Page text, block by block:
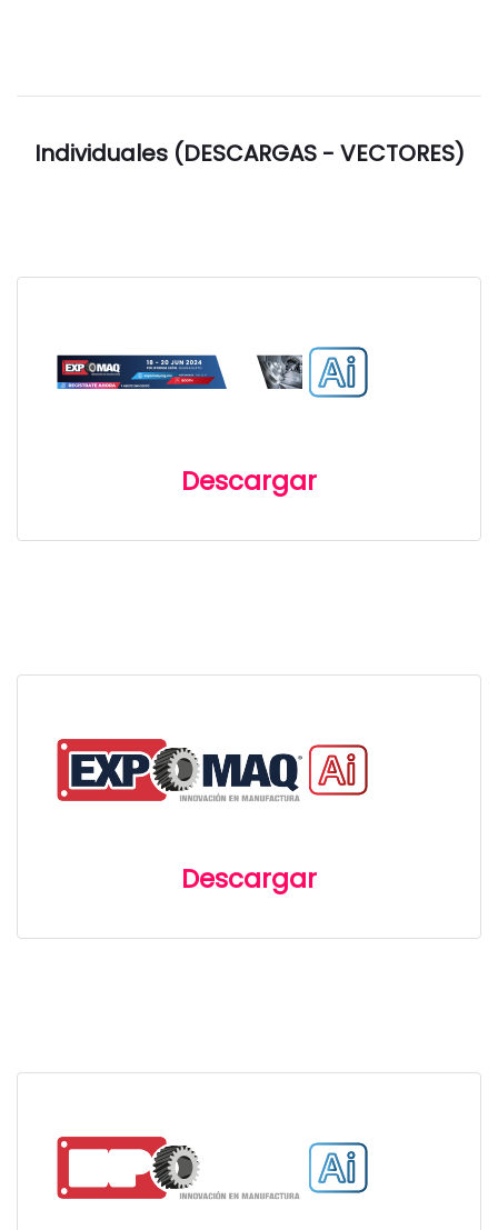
Individuales (DESCARGAS - VECTORES)
Descargar
Descargar